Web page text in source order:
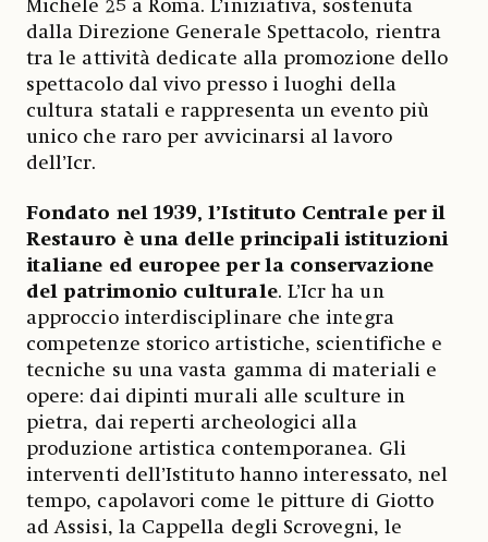
Michele 25 a Roma. L’iniziativa, sostenuta
dalla Direzione Generale Spettacolo, rientra
tra le attività dedicate alla promozione dello
spettacolo dal vivo presso i luoghi della
cultura statali e rappresenta un evento più
unico che raro per avvicinarsi al lavoro
dell’Icr.
Fondato nel 1939, l’Istituto Centrale per il
Restauro è una delle principali istituzioni
italiane ed europee per la conservazione
del patrimonio culturale. L’Icr ha un
approccio interdisciplinare che integra
competenze storico artistiche, scientifiche e
tecniche su una vasta gamma di materiali e
opere: dai dipinti murali alle sculture in
pietra, dai reperti archeologici alla
produzione artistica contemporanea. Gli
interventi dell’Istituto hanno interessato, nel
tempo, capolavori come le pitture di Giotto
ad Assisi, la Cappella degli Scrovegni, le